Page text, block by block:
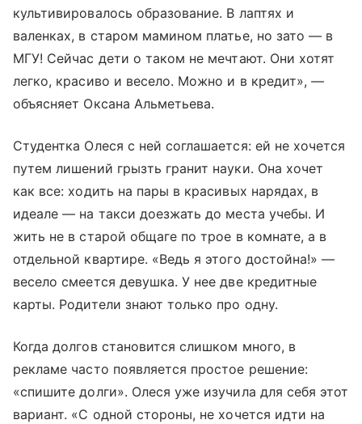
культивировалось образование. В лаптях и
валенках, в старом мамином платье, но зато — в
МГУ! Сейчас дети о таком не мечтают. Они хотят
легко, красиво и весело. Можно и в кредит», —
объясняет Оксана Альметьева.
Студентка Олеся с ней соглашается: ей не хочется
путем лишений грызть гранит науки. Она хочет
как все: ходить на пары в красивых нарядах, в
идеале — на такси доезжать до места учебы. И
жить не в старой общаге по трое в комнате, а в
отдельной квартире. «Ведь я этого достойна!» —
весело смеется девушка. У нее две кредитные
карты. Родители знают только про одну.
Когда долгов становится слишком много, в
рекламе часто появляется простое решение:
«спишите долги». Олеся уже изучила для себя этот
вариант. «С одной стороны, не хочется идти на